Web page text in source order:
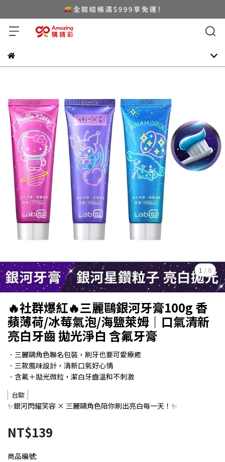
1 / 8
🔥社群爆紅🔥三麗鷗銀河牙膏100g 香
蘋薄荷/冰莓氣泡/海鹽萊姆｜口氣清新
亮白牙齒 拋光淨白 含氟牙膏
．三麗鷗角色聯名包裝，刷牙也要可愛療癒
．三款風味設計，清新口氣好心情
．含氟＋拋光微粒，潔白牙齒溫和不刺激
台歐
✨銀河閃耀笑容 × 三麗鷗角色陪你刷出亮白每一天！✨
NT$139
商品編號: